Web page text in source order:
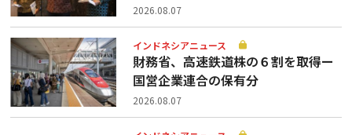
2026.08.07
インドネシアニュース
財務省、高速鉄道株の６割を取得ー
国営企業連合の保有分
2026.08.07